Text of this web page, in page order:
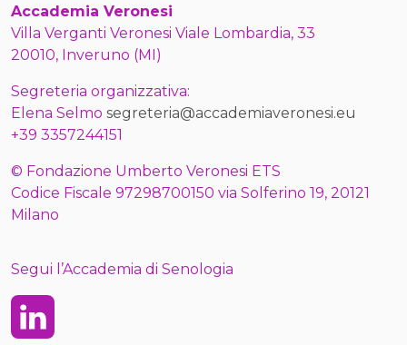
Accademia Veronesi
Villa Verganti Veronesi Viale Lombardia, 33
20010, Inveruno (MI)
Segreteria organizzativa:
Elena Selmo segreteria@accademiaveronesi.eu
+39 3357244151
© Fondazione Umberto Veronesi ETS
Codice Fiscale 97298700150 via Solferino 19, 20121
Milano
Segui l’Accademia di Senologia
Linkedin